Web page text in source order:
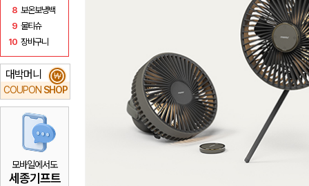
8 보온보냉백
9 물티슈
10 장바구니
대박머니
COUPON SHOP
₩
모바일에서도
세종기프트